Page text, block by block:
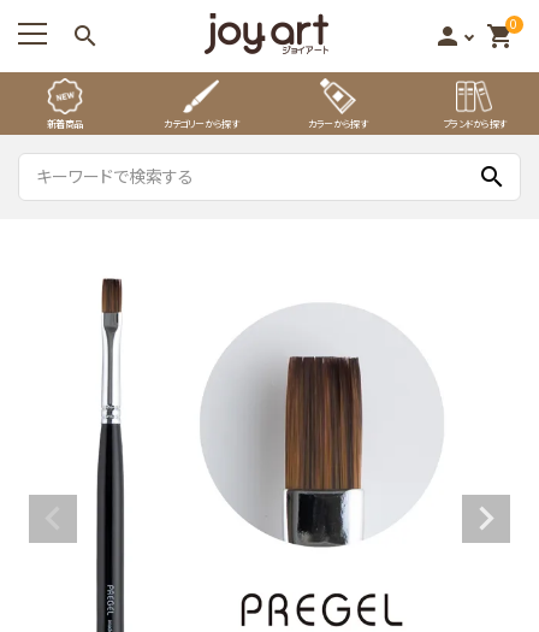
search person 0
shopping_cart
新着商品 カテゴリーから探す カラーから探す ブランドから探す
search